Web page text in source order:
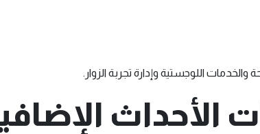
اللوجستية وإدارة تجربة الزوار.
الأحداث